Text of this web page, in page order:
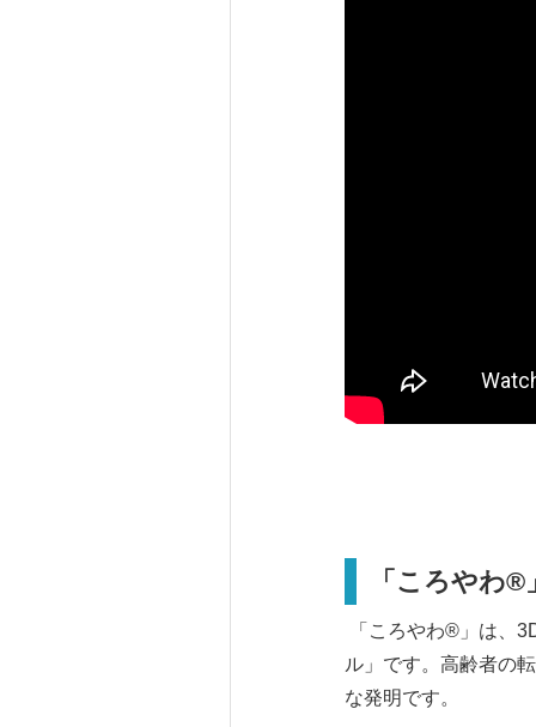
「ころやわ®
「ころやわ®」は、
ル」です。高齢者の
な発明です。